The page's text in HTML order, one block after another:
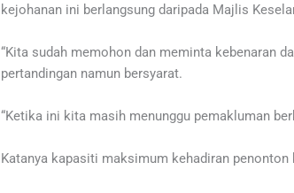
kejohanan ini berlangsung daripada Majlis
“Kita sudah memohon dan meminta kebenaran
pertandingan namun bersyarat.
“Ketika ini kita masih menunggu pemakluman
Katanya kapasiti maksimum kehadiran